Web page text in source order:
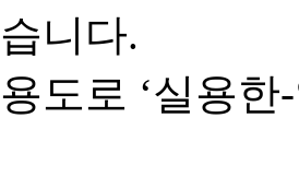
니다.
도로 ‘실용